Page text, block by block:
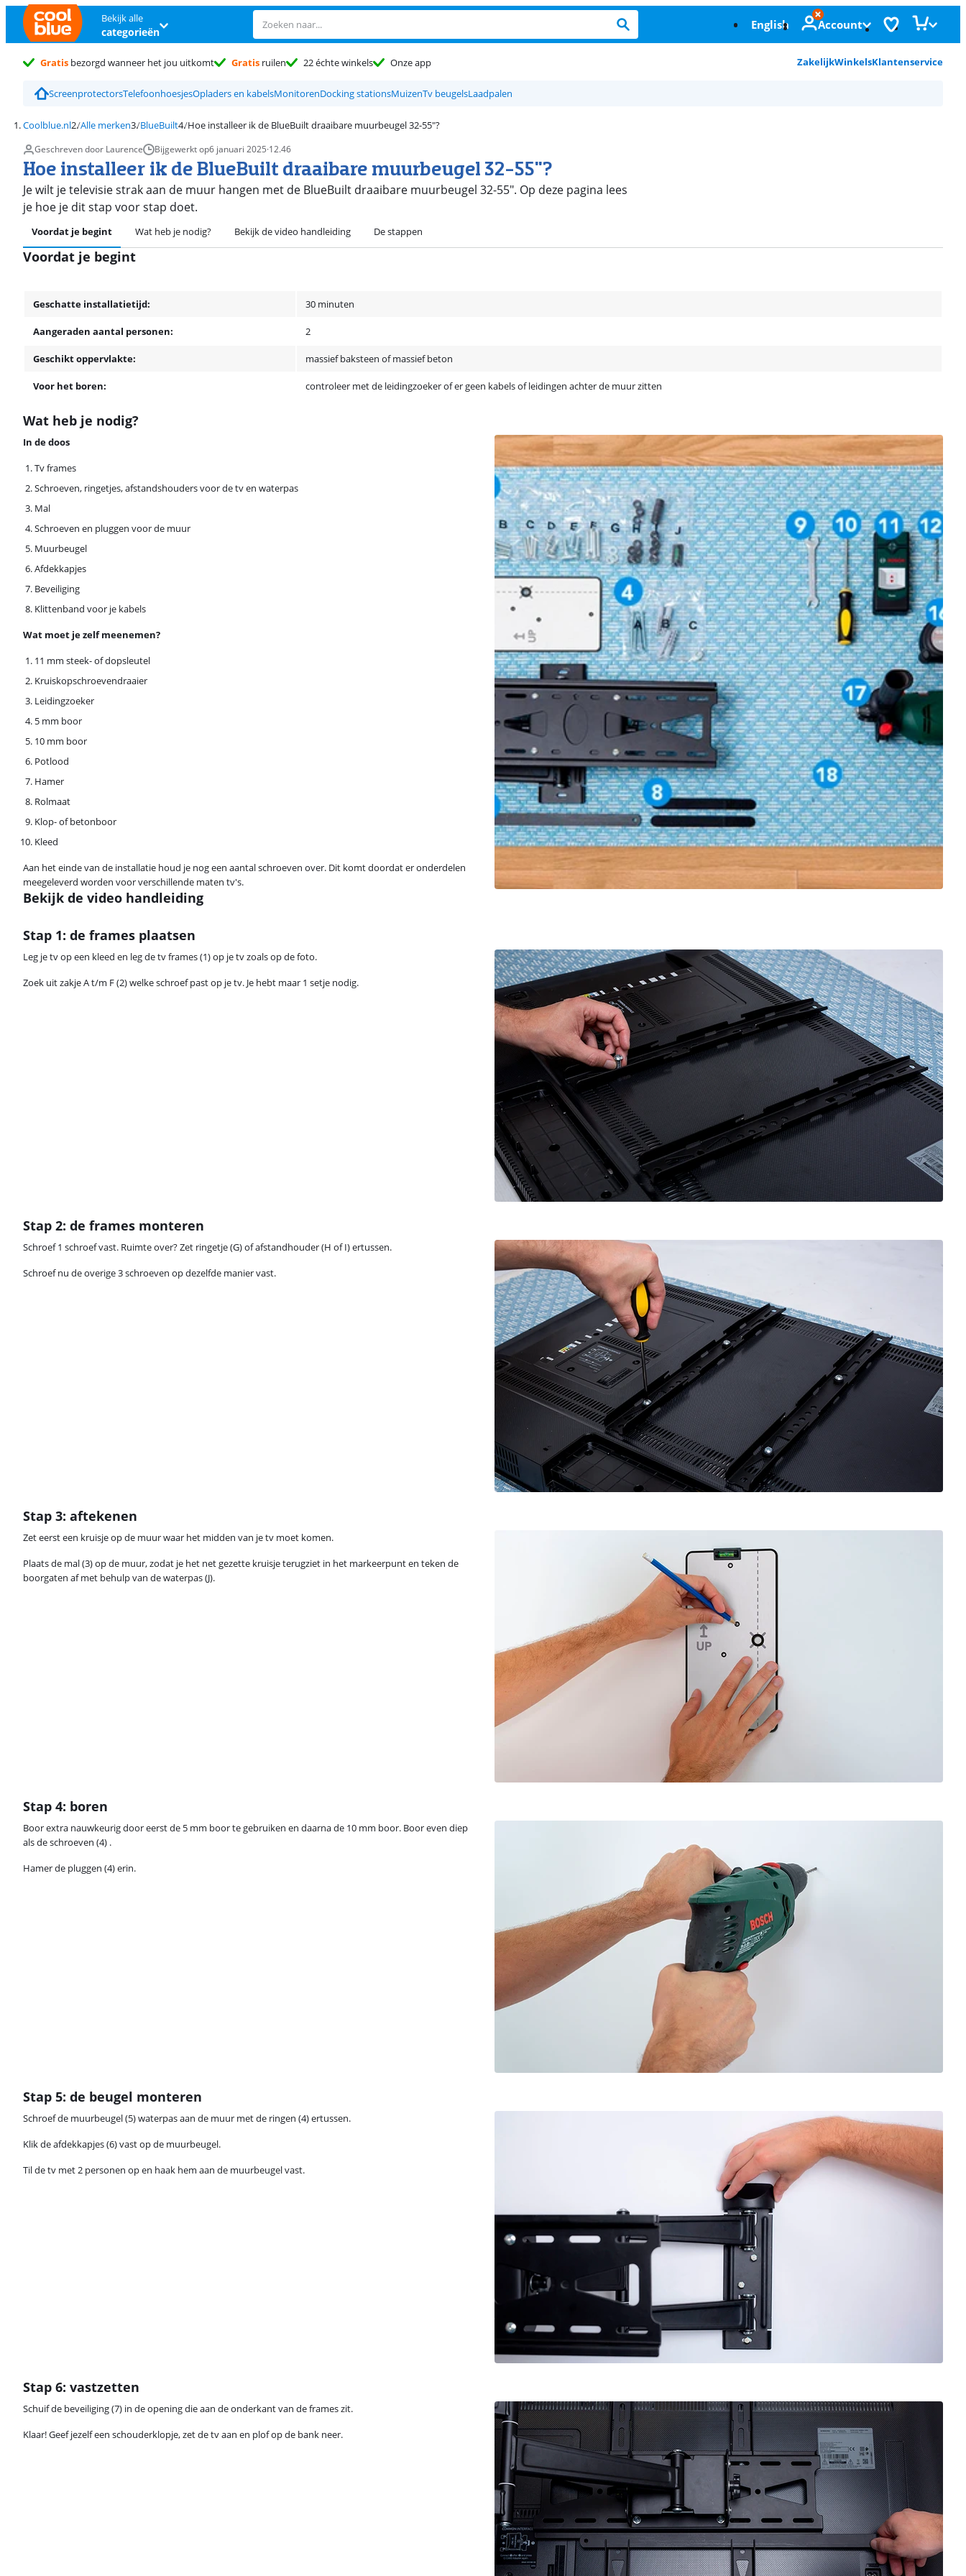
Bekijk alle
categorieën English Account
Gratis bezorgd wanneer het jou uitkomt Gratis ruilen 22 échte winkels Onze app ZakelijkWinkelsKlantenservice
ScreenprotectorsTelefoonhoesjesOpladers en kabelsMonitorenDocking stationsMuizenTv beugelsLaadpalen
Coolblue.nl Alle merken BlueBuilt Hoe installeer ik de BlueBuilt draaibare muurbeugel 32-55"?
Geschreven door Laurence Bijgewerkt op6 januari 2025·12.46
Hoe installeer ik de BlueBuilt draaibare muurbeugel 32-55"?
Je wilt je televisie strak aan de muur hangen met de BlueBuilt draaibare muurbeugel 32-55". Op deze pagina lees
je hoe je dit stap voor stap doet.
Voordat je begint Wat heb je nodig? Bekijk de video handleiding De stappen
Voordat je begint
Geschatte installatietijd: 30 minuten
Aangeraden aantal personen: 2
Geschikt oppervlakte: massief baksteen of massief beton
Voor het boren: controleer met de leidingzoeker of er geen kabels of leidingen achter de muur zitten
Wat heb je nodig?
In de doos
Tv frames
Schroeven, ringetjes, afstandshouders voor de tv en waterpas
Mal
Schroeven en pluggen voor de muur
Muurbeugel
Afdekkapjes
Beveiliging
Klittenband voor je kabels
Wat moet je zelf meenemen?
11 mm steek- of dopsleutel
Kruiskopschroevendraaier
Leidingzoeker
5 mm boor
10 mm boor
Potlood
Hamer
Rolmaat
Klop- of betonboor
Kleed
Aan het einde van de installatie houd je nog een aantal schroeven over. Dit komt doordat er onderdelen
meegeleverd worden voor verschillende maten tv's.
Bekijk de video handleiding
Stap 1: de frames plaatsen
Leg je tv op een kleed en leg de tv frames (1) op je tv zoals op de foto.
Zoek uit zakje A t/m F (2) welke schroef past op je tv. Je hebt maar 1 setje nodig.
Stap 2: de frames monteren
Schroef 1 schroef vast. Ruimte over? Zet ringetje (G) of afstandhouder (H of I) ertussen.
Schroef nu de overige 3 schroeven op dezelfde manier vast.
Stap 3: aftekenen
Zet eerst een kruisje op de muur waar het midden van je tv moet komen.
Plaats de mal (3) op de muur, zodat je het net gezette kruisje terugziet in het markeerpunt en teken de
boorgaten af met behulp van de waterpas (J).
Stap 4: boren
Boor extra nauwkeurig door eerst de 5 mm boor te gebruiken en daarna de 10 mm boor. Boor even diep
als de schroeven (4) .
Hamer de pluggen (4) erin.
Stap 5: de beugel monteren
Schroef de muurbeugel (5) waterpas aan de muur met de ringen (4) ertussen.
Klik de afdekkapjes (6) vast op de muurbeugel.
Til de tv met 2 personen op en haak hem aan de muurbeugel vast.
Stap 6: vastzetten
Schuif de beveiliging (7) in de opening die aan de onderkant van de frames zit.
Klaar! Geef jezelf een schouderklopje, zet de tv aan en plof op de bank neer.